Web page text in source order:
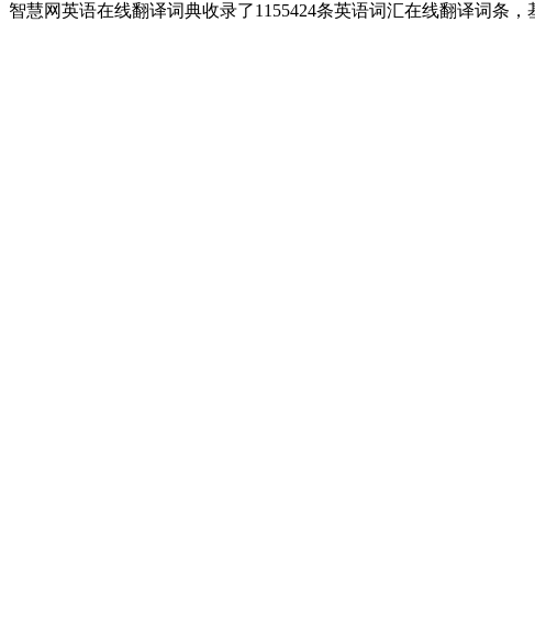
智慧网英语在线翻译词典收录了1155424条英语词汇在线翻译词条